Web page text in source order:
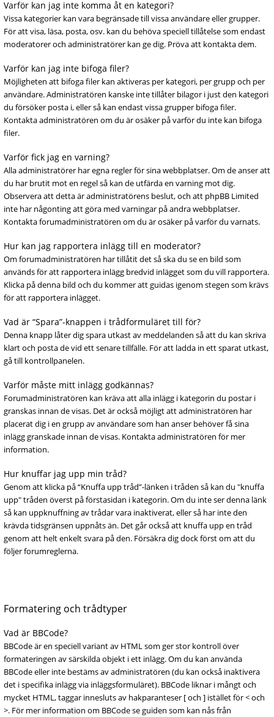
Varför kan jag inte komma åt en kategori?
Vissa kategorier kan vara begränsade till vissa användare eller grupper.
För att visa, läsa, posta, osv. kan du behöva speciell tillåtelse som endast
moderatorer och administratörer kan ge dig. Pröva att kontakta dem.
Varför kan jag inte bifoga filer?
Möjligheten att bifoga filer kan aktiveras per kategori, per grupp och per
användare. Administratören kanske inte tillåter bilagor i just den kategori
du försöker posta i, eller så kan endast vissa grupper bifoga filer.
Kontakta administratören om du är osäker på varför du inte kan bifoga
filer.
Varför fick jag en varning?
Alla administratörer har egna regler för sina webbplatser. Om de anser att
du har brutit mot en regel så kan de utfärda en varning mot dig.
Observera att detta är administratörens beslut, och att phpBB Limited
inte har någonting att göra med varningar på andra webbplatser.
Kontakta forumadministratören om du är osäker på varför du varnats.
Hur kan jag rapportera inlägg till en moderator?
Om forumadministratören har tillåtit det så ska du se en bild som
används för att rapportera inlägg bredvid inlägget som du vill rapportera.
Klicka på denna bild och du kommer att guidas igenom stegen som krävs
för att rapportera inlägget.
Vad är “Spara”-knappen i trådformuläret till för?
Denna knapp låter dig spara utkast av meddelanden så att du kan skriva
klart och posta de vid ett senare tillfälle. För att ladda in ett sparat utkast,
gå till kontrollpanelen.
Varför måste mitt inlägg godkännas?
Forumadministratören kan kräva att alla inlägg i kategorin du postar i
granskas innan de visas. Det är också möjligt att administratören har
placerat dig i en grupp av användare som han anser behöver få sina
inlägg granskade innan de visas. Kontakta administratören för mer
information.
Hur knuffar jag upp min tråd?
Genom att klicka på “Knuffa upp tråd”-länken i tråden så kan du "knuffa
upp" tråden överst på förstasidan i kategorin. Om du inte ser denna länk
så kan uppknuffning av trådar vara inaktiverat, eller så har inte den
krävda tidsgränsen uppnåts än. Det går också att knuffa upp en tråd
genom att helt enkelt svara på den. Försäkra dig dock först om att du
följer forumreglerna.
Formatering och trådtyper
Vad är BBCode?
BBCode är en speciell variant av HTML som ger stor kontroll över
formateringen av särskilda objekt i ett inlägg. Om du kan använda
BBCode eller inte bestäms av administratören (du kan också inaktivera
det i specifika inlägg via inläggsformuläret). BBCode liknar i mångt och
mycket HTML, taggar innesluts av hakparanteser [ och ] istället för < och
>. För mer information om BBCode se guiden som kan nås från